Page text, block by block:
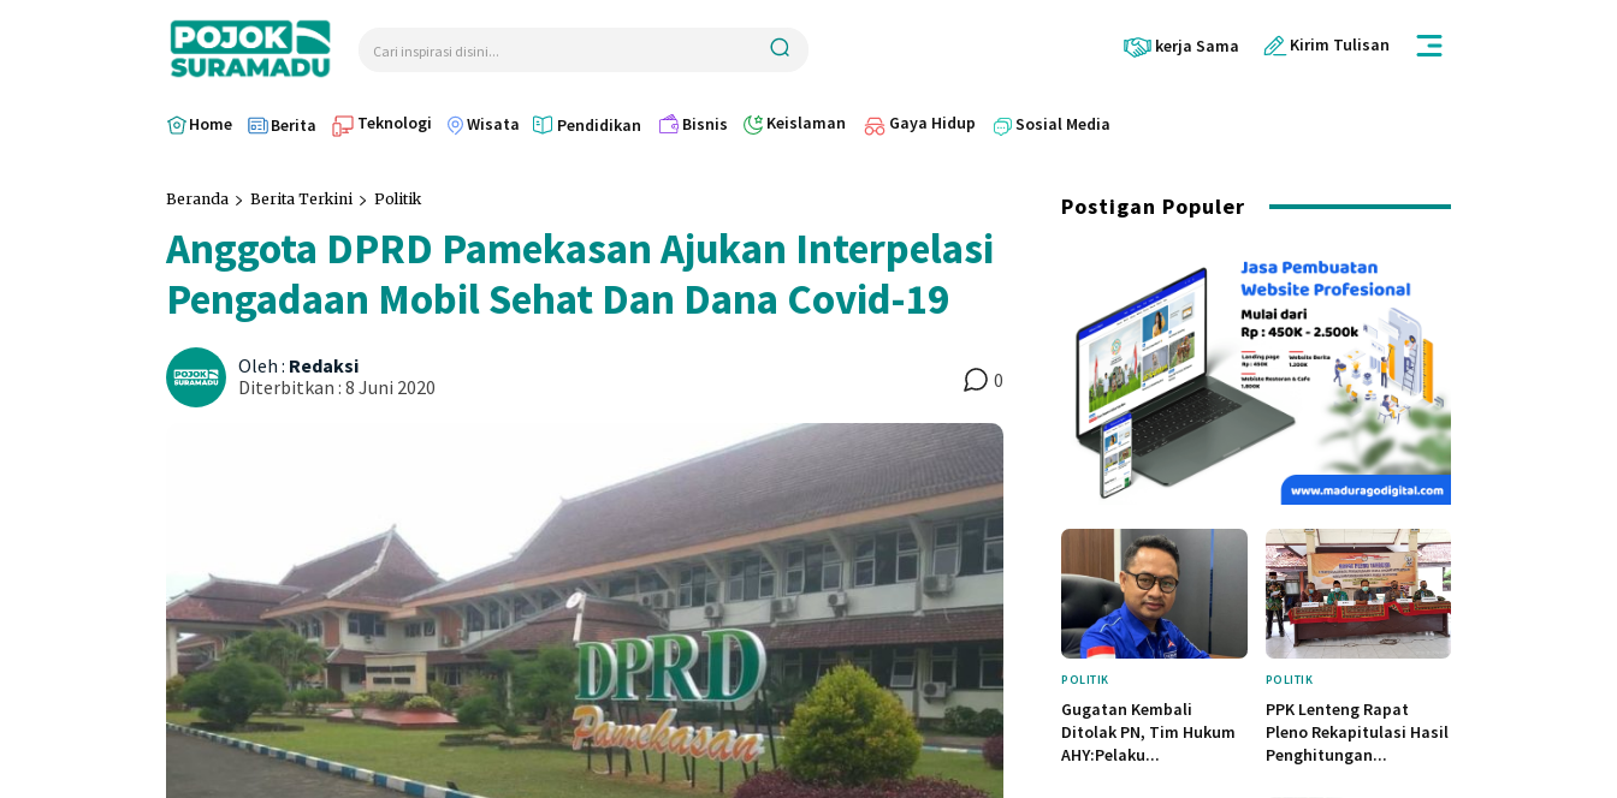
Cari inspirasi disini... kerja Sama Kirim Tulisan
Home Berita Teknologi Wisata Pendidikan Bisnis Keislaman Gaya Hidup Sosial Media
Beranda Berita Terkini Politik
Anggota DPRD Pamekasan Ajukan Interpelasi
Pengadaan Mobil Sehat Dan Dana Covid-19
Oleh : Redaksi
Diterbitkan : 8 Juni 2020 0
Postigan Populer
POLITIK
Gugatan Kembali
Ditolak PN, Tim Hukum
AHY:Pelaku...
POLITIK
PPK Lenteng Rapat
Pleno Rekapitulasi Hasil
Penghitungan...